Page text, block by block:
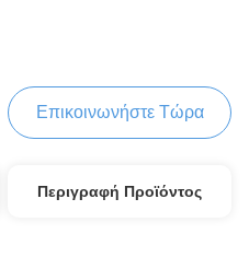
Επικοινωνήστε Τώρα
Περιγραφή Προϊόντος